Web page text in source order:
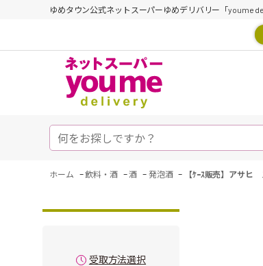
ゆめタウン公式ネットスーパーゆめデリバリー「youme
ホーム -飲料・酒 -酒 - 発泡酒 - 【ｹｰｽ販売】アサヒ
受取方法選択